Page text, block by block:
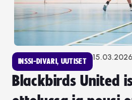
INSSI-DIVARI , UUTISET 15.03.2026
Blackbirds United